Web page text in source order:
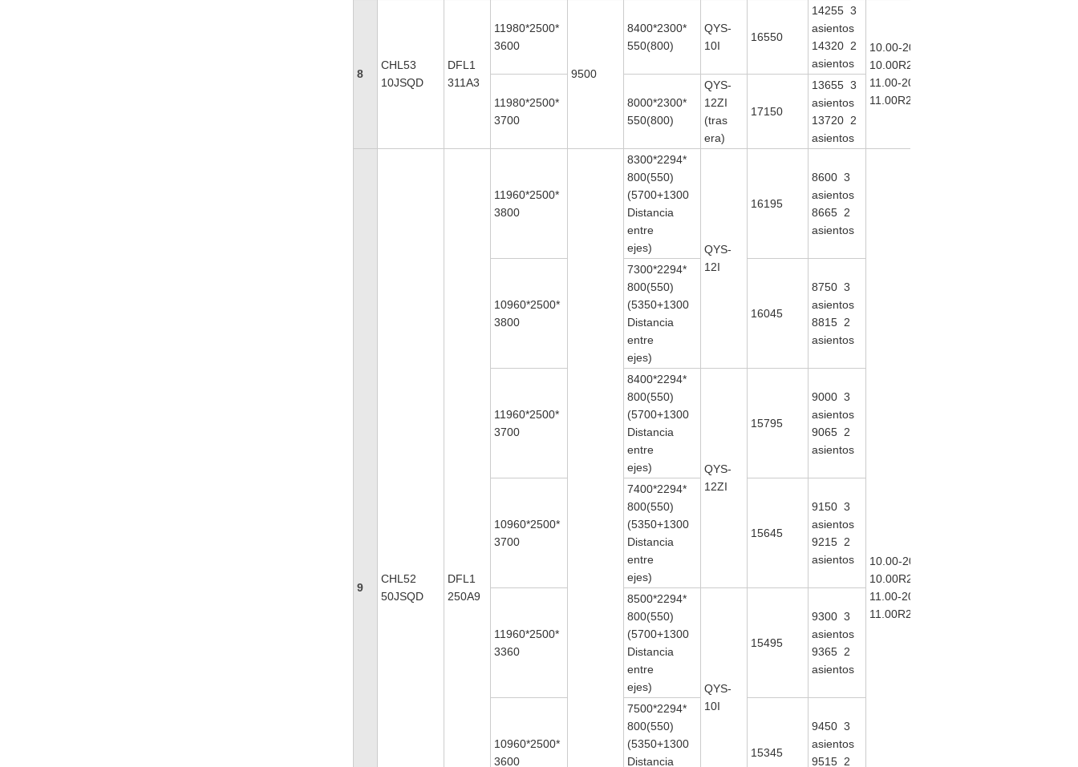
8
CHL53
10JSQD
DFL1
311A3
11980*2500*
3600
9500
8400*2300*
550(800)
QYS-
10I
16550
14255 3
asientos
14320 2
asientos
10.00-20
10.00R20
11.00-20
11.00R20
11980*2500*
3700
8000*2300*
550(800)
QYS-
12ZI
(tras
era)
17150
13655 3
asientos
13720 2
asientos
9
CHL52
50JSQD
DFL1
250A9
11960*2500*
3800
8300*2294*
800(550)
(5700+1300
Distancia
entre
ejes)
QYS-
12I
16195
8600 3
asientos
8665 2
asientos
10.00-20
10.00R20
11.00-20
11.00R20
10960*2500*
3800
7300*2294*
800(550)
(5350+1300
Distancia
entre
ejes)
16045
8750 3
asientos
8815 2
asientos
11960*2500*
3700
8400*2294*
800(550)
(5700+1300
Distancia
entre
ejes)
QYS-
12ZI
15795
9000 3
asientos
9065 2
asientos
10960*2500*
3700
7400*2294*
800(550)
(5350+1300
Distancia
entre
ejes)
15645
9150 3
asientos
9215 2
asientos
11960*2500*
3360
8500*2294*
800(550)
(5700+1300
Distancia
entre
ejes)
QYS-
10I
15495
9300 3
asientos
9365 2
asientos
10960*2500*
3600
7500*2294*
800(550)
(5350+1300
Distancia
15345
9450 3
asientos
9515 2